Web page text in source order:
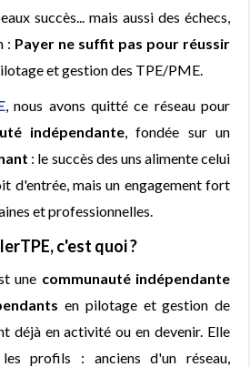
succès... mais aussi des échecs,
: Payer ne suffit pas pour réussir
et gestion des TPE/PME.
, nous avons quitté ce réseau pour
indépendante , fondée sur un
: le succès des uns alimente celui
d'entrée, mais un engagement fort
et professionnelles.
c'est quoi ?
une communauté indépendante
en pilotage et gestion de
déjà en activité ou en devenir. Elle
profils : anciens d'un réseau,